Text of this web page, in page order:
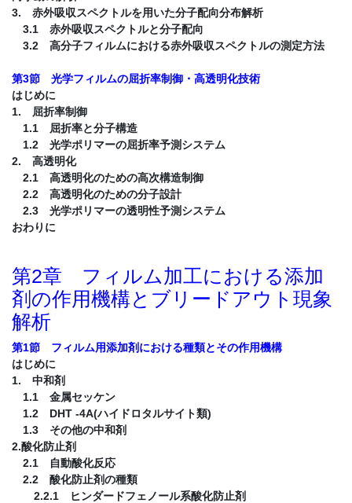
3. 赤外吸収スペクトルを用いた分子配向分布解析
3.1 赤外吸収スペクトルと分子配向
3.2 高分子フィルムにおける赤外吸収スペクトルの測定方法
第3節 光学フィルムの屈折率制御・高透明化技術
はじめに
1. 屈折率制御
1.1 屈折率と分子構造
1.2 光学ポリマーの屈折率予測システム
2. 高透明化
2.1 高透明化のための高次構造制御
2.2 高透明化のための分子設計
2.3 光学ポリマーの透明性予測システム
おわりに
第2章 フィルム加工における添加
剤の作用機構とブリードアウト現象
解析
第1節 フィルム用添加剤における種類とその作用機構
はじめに
1. 中和剤
1.1 金属セッケン
1.2 DHT -4A(ハイドロタルサイト類)
1.3 その他の中和剤
2.酸化防止剤
2.1 自動酸化反応
2.2 酸化防止剤の種類
2.2.1 ヒンダードフェノール系酸化防止剤